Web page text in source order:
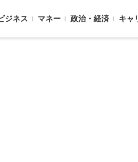
ジネス マネー 政治・経済 キャ